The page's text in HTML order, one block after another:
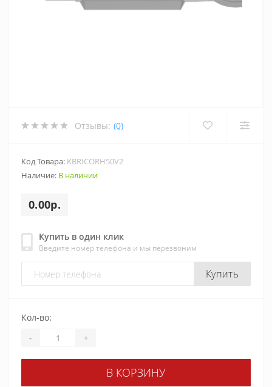
Отзывы: (0)
Код Товара: KBRICORH50V2
Наличие: В наличии
0.00р.
Купить в один клик
Введите номер телефона и мы перезвоним
Купить
Кол-во:
- +
В КОРЗИНУ